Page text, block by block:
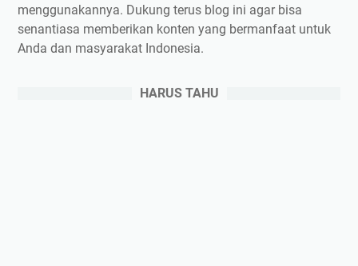
menggunakannya. Dukung terus blog ini agar bisa
senantiasa memberikan konten yang bermanfaat untuk
Anda dan masyarakat Indonesia.
HARUS TAHU